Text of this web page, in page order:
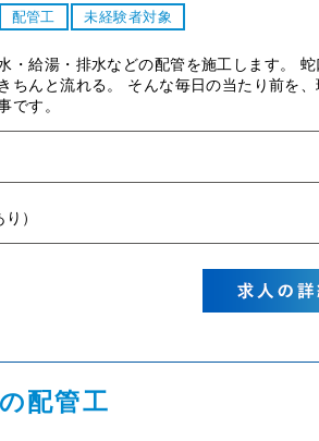
配管工 未経験者対象
・給湯・排水などの配管を施工します。
ちんと流れる。 そんな毎日の当たり前を
です。
）
配管工